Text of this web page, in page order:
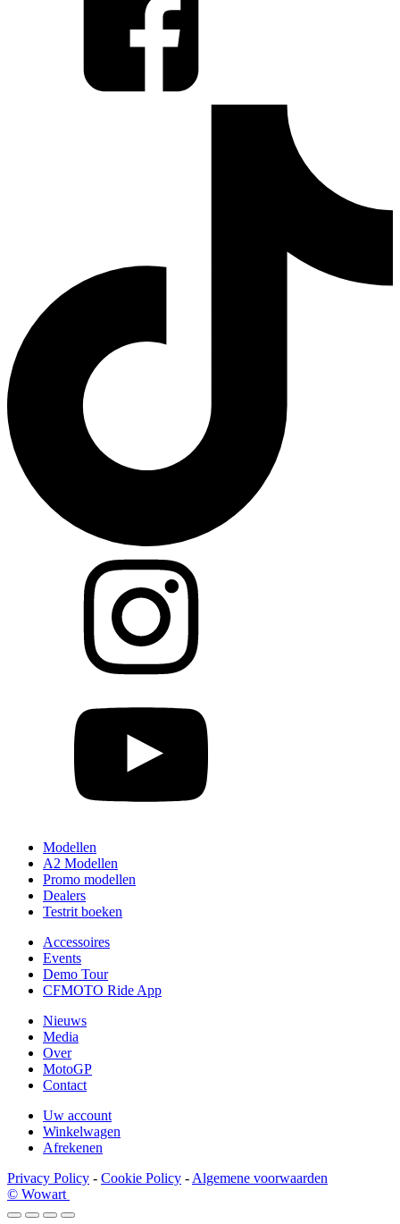
Modellen
A2 Modellen
Promo modellen
Dealers
Testrit boeken
Accessoires
Events
Demo Tour
CFMOTO Ride App
Nieuws
Media
Over
MotoGP
Contact
Uw account
Winkelwagen
Afrekenen
Privacy Policy - Cookie Policy - Algemene voorwaarden
© Wowart